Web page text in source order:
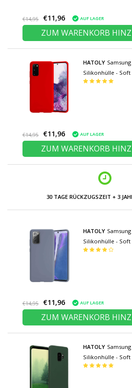
€14,95 €11,96 AUF LAGER
ZUM WARENKORB
HATOLY
Silikonhülle - Soft
Red
€14,95 €11,96 AUF LAGER
ZUM WARENKORB
HATOLY
Silikonhülle - Soft
Cover Grey
€14,95 €11,96 AUF LAGER
ZUM WARENKORB
HATOLY
Silikonhülle - Soft
Cover Dark Green